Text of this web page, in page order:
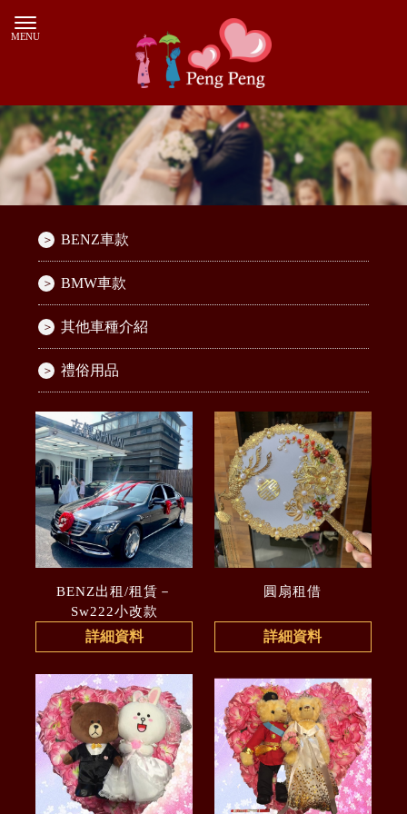
BENZ車款
BMW車款
其他車種介紹
禮俗用品
BENZ出租/租賃－
Sw222小改款
詳細資料
圓扇租借
詳細資料